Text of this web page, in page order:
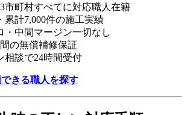
市町村すべてに対応職人在籍
累計7,000件の施工実績
・中間マージン一切なし
の無償補修保証
相談で24時間受付
きる職人を探す